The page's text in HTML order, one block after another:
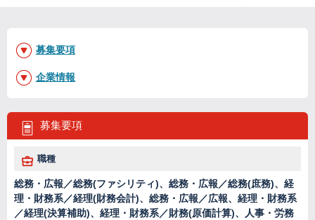
募集要項
職種
総務・広報／総務(ファシリティ)、総務・広報／総務(庶務)、経
理・財務系／経理(財務会計)、総務・広報／広報、経理・財務系
／経理(決算補助)、経理・財務系／財務(原価計算)、人事・労務
募集要項
企業情報